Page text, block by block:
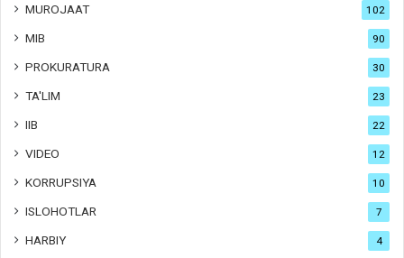
MUROJAAT 102
MIB 90
PROKURATURA 30
TA'LIM 23
IIB 22
VIDEO 12
KORRUPSIYA 10
ISLOHOTLAR 7
HARBIY 4